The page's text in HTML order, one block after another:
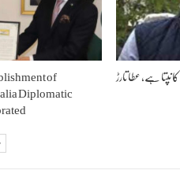
of
Diplomatic
ہے، عطا تارڑ